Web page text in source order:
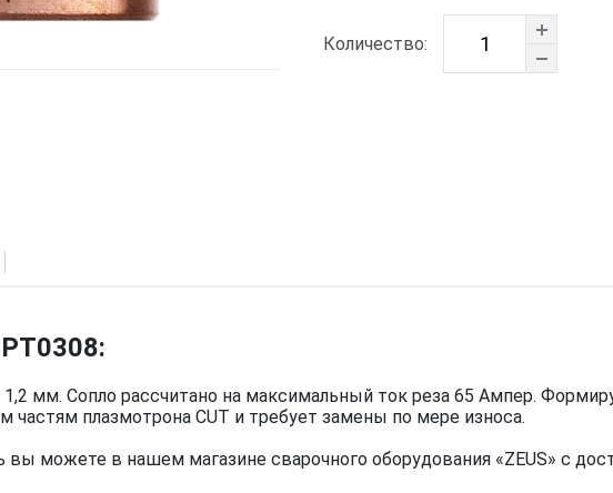
Количество:
мм. Сопло рассчитано на максимальный ток реза 65 Ампер.
плазмотрона CUT и требует замены по мере износа.
вы можете в нашем магазине сварочного оборудования «ZEUS» с